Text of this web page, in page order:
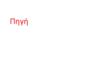
Πηγή